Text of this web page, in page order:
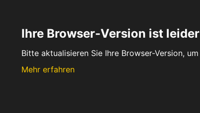
Ihre Browser-Version ist
Bitte aktualisieren Sie Ihre Browser-Version,
Mehr erfahren